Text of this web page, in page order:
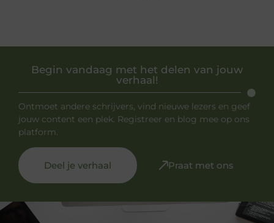
Begin vandaag met het delen van jouw
verhaal!
Ontmoet andere schrijvers, vind nieuwe lezers en geef
jouw content een plek. Registreer en blog mee op ons
platform.
Deel je verhaal Praat met ons